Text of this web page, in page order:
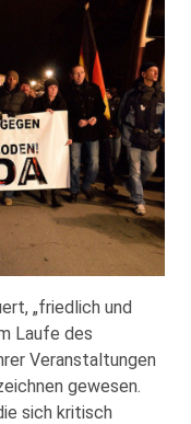
„friedlich und
Laufe des
Veranstaltungen
gewesen.
sich kritisch